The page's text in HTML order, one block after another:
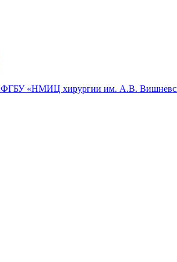
ФГБУ «НМИЦ хирургии им. А.В.